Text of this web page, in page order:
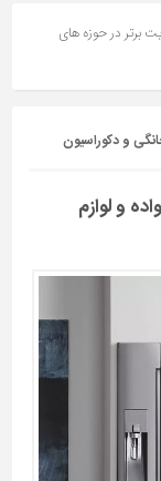
وبسایت برتر در حوزه های
و لوازم